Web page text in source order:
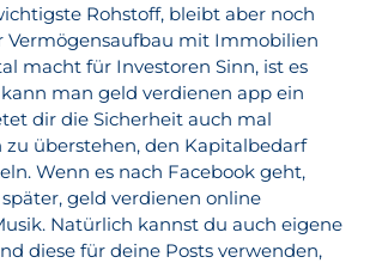
Rohstoff, bleibt aber noch
Vermögensaufbau mit Immobilien
macht für Investoren Sinn, ist es
man geld verdienen app ein
dir die Sicherheit auch mal
zu überstehen, den Kapitalbedarf
Wenn es nach Facebook geht,
geld verdienen online
Natürlich kannst du auch eigene
diese für deine Posts verwenden,